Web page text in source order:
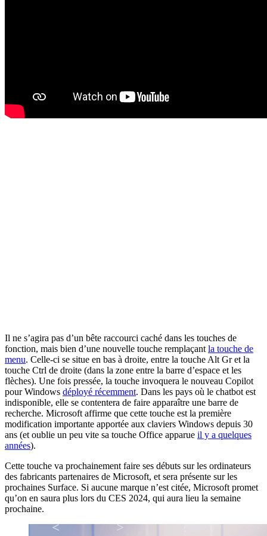
Il ne s’agira pas d’un bête raccourci caché dans les touches de
fonction, mais bien d’une nouvelle touche remplaçant la touche de
menu. Celle-ci se situe en bas à droite, entre la touche Alt Gr et la
touche Ctrl de droite (dans la zone entre la barre d’espace et les
flèches). Une fois pressée, la touche invoquera le nouveau Copilot
pour Windows déployé récemment. Dans les pays où le chatbot est
indisponible, elle se contentera de faire apparaître une barre de
recherche. Microsoft affirme que cette touche est la première
modification importante apportée aux claviers Windows depuis 30
ans (et oublie un peu vite sa touche Office apparue il y a quelques
années).
Cette touche va prochainement faire ses débuts sur les ordinateurs
des fabricants partenaires de Microsoft, et sera présente sur les
prochaines Surface. Si aucune marque n’est citée, Microsoft promet
qu’on en saura plus lors du CES 2024, qui aura lieu la semaine
prochaine.